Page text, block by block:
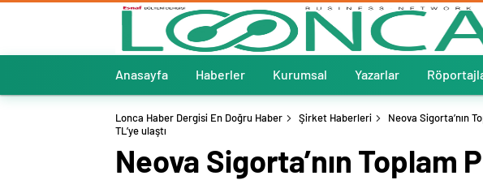
Anasayfa Haberler Kurumsal Yazarlar
Lonca Haber Dergisi En Doğru Haber Şirket Haberleri
Neova Sigorta’nın
TL’ye ulaştı
Neova Sigorta’nın Toplam